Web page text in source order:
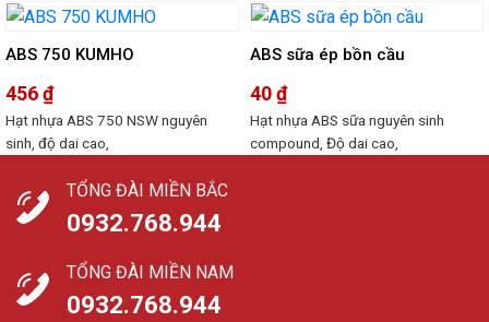
ABS 750 KUMHO
456₫
Hạt nhựa ABS 750 NSW nguyên
sinh, độ dai cao,
ABS sữa ép bồn cầu
40₫
Hạt nhựa ABS sữa nguyên sinh
compound, Độ dai cao,
TỔNG ĐÀI MIỀN BẮC
0932.768.944
TỔNG ĐÀI MIỀN NAM
0932.768.944